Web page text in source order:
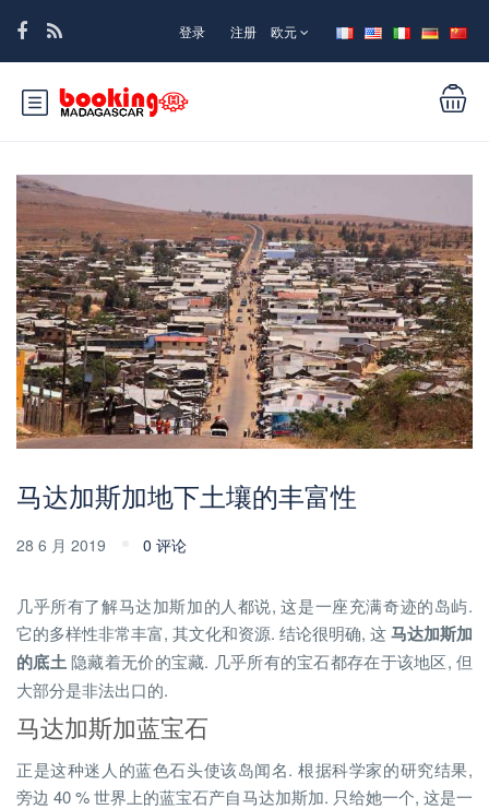
登录 注册 欧元
马达加斯加地下土壤的丰富性
28 6 月 2019 0 评论
几乎所有了解马达加斯加的人都说, 这是一座充满奇迹的岛屿.
它的多样性非常丰富, 其文化和资源. 结论很明确, 这马达加斯加
的底土隐藏着无价的宝藏. 几乎所有的宝石都存在于该地区, 但
大部分是非法出口的.
马达加斯加蓝宝石
正是这种迷人的蓝色石头使该岛闻名. 根据科学家的研究结果,
旁边 40 % 世界上的蓝宝石产自马达加斯加. 只给她一个, 这是一